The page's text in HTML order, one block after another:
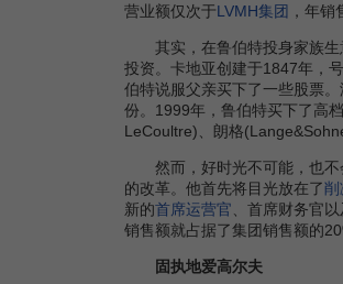
营业额仅次于LVMH集团 ，年
其实，在鲁伯特投身家族生
投资。卡地亚创建于1847年，
伯特说服父亲买下了一些股票
份。1999年，鲁伯特买下了高
LeCoultre)、朗格
然而，好时光不可能，也不
的改革。他首先将目光放在了削
新的首席运营官 、首席财务官
销售额就占据了集团销售额的
固执地爱高尔夫